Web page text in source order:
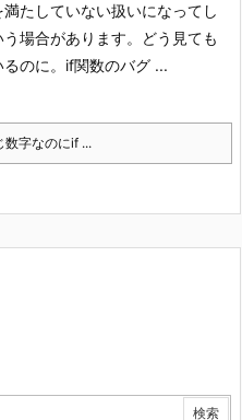
満たしていない扱いになってし
う場合があります。
どう見ても
のに。if関数のバグ ...
数字なのにif ...